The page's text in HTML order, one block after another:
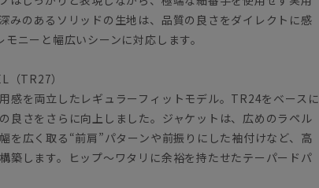
みのあるソリッドの生地は、品質の良さをダイレクトに感
ニーと幅広いシーンに対応します。
（TR27）
感を両立したレギュラーフィットモデル。TR24をベースに
良さをさらに向上しました。ジャケットは、広めのラペル
を広く取る“前肩”パターンや前振りにした袖付けなど、高
築します。ヒップ～ワタリに余裕を持たせたテーパードパ